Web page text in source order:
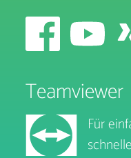
Teamviewer
Für